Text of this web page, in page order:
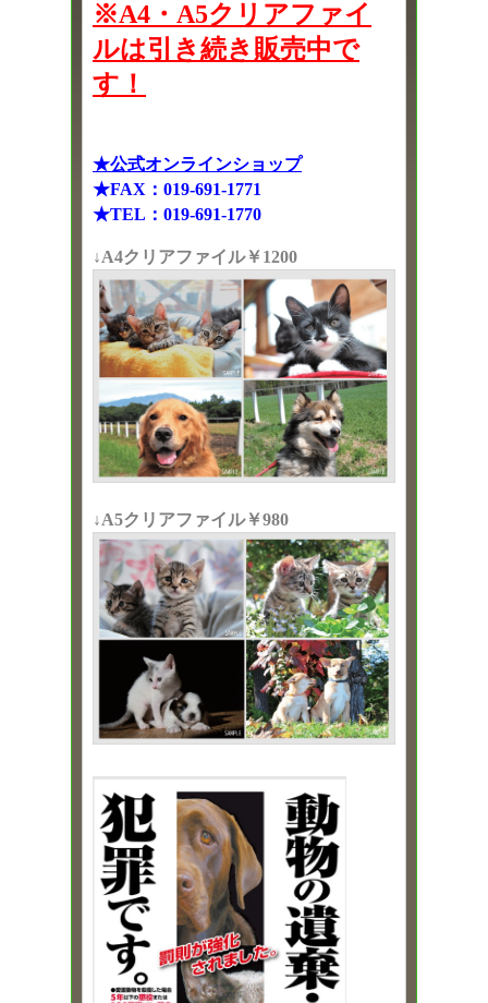
※A4・A5クリアファイ
ルは引き続き販売中で
す！
★公式オンラインショップ
★FAX：019-691-1771
★TEL：019-691-1770
↓A4クリアファイル￥1200
↓A5クリアファイル￥980